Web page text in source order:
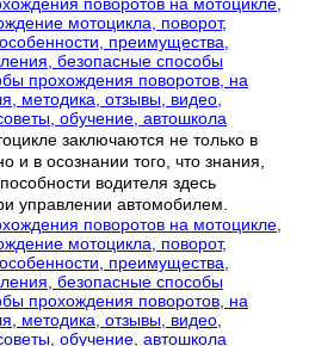
заключаются не только в
и в осознании того, что знания,
водителя здесь
управлении автомобилем.